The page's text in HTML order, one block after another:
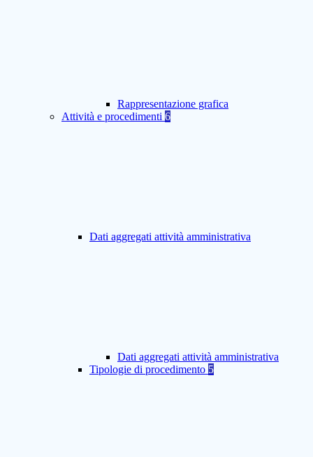
Rappresentazione grafica
Attività e procedimenti 6
Dati aggregati attività amministrativa
Dati aggregati attività amministrativa
Tipologie di procedimento 5